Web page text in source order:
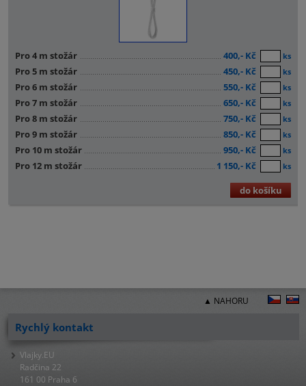
Pro 4 m stožár 400,- Kč ks
Pro 5 m stožár 450,- Kč ks
Pro 6 m stožár 550,- Kč ks
Pro 7 m stožár 650,- Kč ks
Pro 8 m stožár 750,- Kč ks
Pro 9 m stožár 850,- Kč ks
Pro 10 m stožár 950,- Kč ks
Pro 12 m stožár 1 150,- Kč ks
do košíku
▲ NAHORU
Rychlý kontakt
Vlajky.EU
Radčina 22
161 00 Praha 6